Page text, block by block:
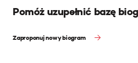
Pomóż uzupełnić bazę
Zaproponuj nowy biogram